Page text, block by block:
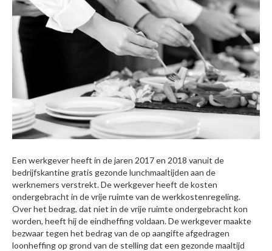
Een werkgever heeft in de jaren 2017 en 2018 vanuit de
bedrijfskantine gratis gezonde lunchmaaltijden aan de
werknemers verstrekt. De werkgever heeft de kosten
ondergebracht in de vrije ruimte van de werkkostenregeling.
Over het bedrag, dat niet in de vrije ruimte ondergebracht kon
worden, heeft hij de eindheffing voldaan. De werkgever maakte
bezwaar tegen het bedrag van de op aangifte afgedragen
loonheffing op grond van de stelling dat een gezonde maaltijd